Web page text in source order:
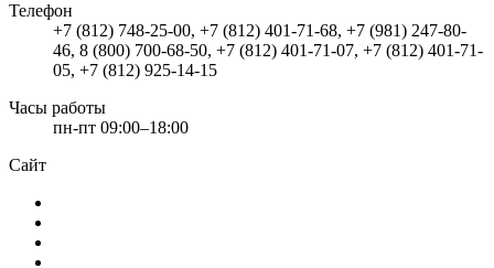
Телефон
+7 (812) 748-25-00, +7 (812) 401-71-68, +7 (981) 247-80-
46, 8 (800) 700-68-50, +7 (812) 401-71-07, +7 (812) 401-71-
05, +7 (812) 925-14-15
Часы работы
пн-пт 09:00–18:00
Сайт